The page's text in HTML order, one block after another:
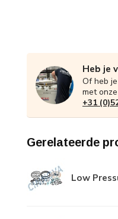
Heb je
Of heb
met
+31
Gerelateerde
Low